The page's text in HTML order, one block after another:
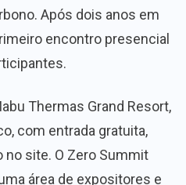
Após dois anos em
encontro presencial
Thermas Grand Resort,
com entrada gratuita,
site. O Zero Summit
área de expositores e